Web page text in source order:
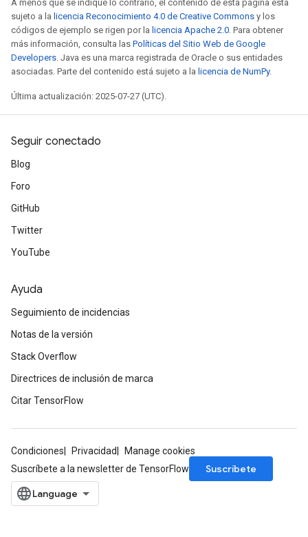
A menos que se indique lo contrario, el contenido de esta página está
sujeto a la licencia Reconocimiento 4.0 de Creative Commons y los
códigos de ejemplo se rigen por la licencia Apache 2.0. Para obtener
más información, consulta las Políticas del Sitio Web de Google
Developers. Java es una marca registrada de Oracle o sus entidades
asociadas. Parte del contenido está sujeto a la licencia de NumPy.
Última actualización: 2025-07-27 (UTC).
Seguir conectado
Blog
Foro
GitHub
Twitter
YouTube
Ayuda
Seguimiento de incidencias
Notas de la versión
Stack Overflow
Directrices de inclusión de marca
Citar TensorFlow
Condiciones Privacidad
Manage cookies
Suscríbete a la newsletter de TensorFlow
Suscríbete